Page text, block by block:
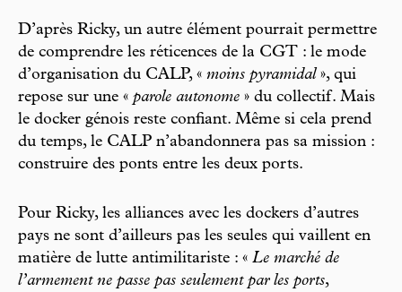
D’après Ricky, un autre élément pourrait permettre
de comprendre les réticences de la CGT : le mode
d’organisation du CALP, « moins pyramidal», qui
repose sur une « parole autonome » du collectif. Mais
le docker génois reste confiant. Même si cela prend
du temps, le CALP n’abandonnera pas sa mission :
construire des ponts entre les deux ports.
Pour Ricky, les alliances avec les dockers d’autres
pays ne sont d’ailleurs pas les seules qui vaillent en
matière de lutte antimilitariste : « Le marché de
l’armement ne passe pas seulement par les ports,